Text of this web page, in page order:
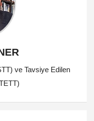
ve Tavsiye Edilen